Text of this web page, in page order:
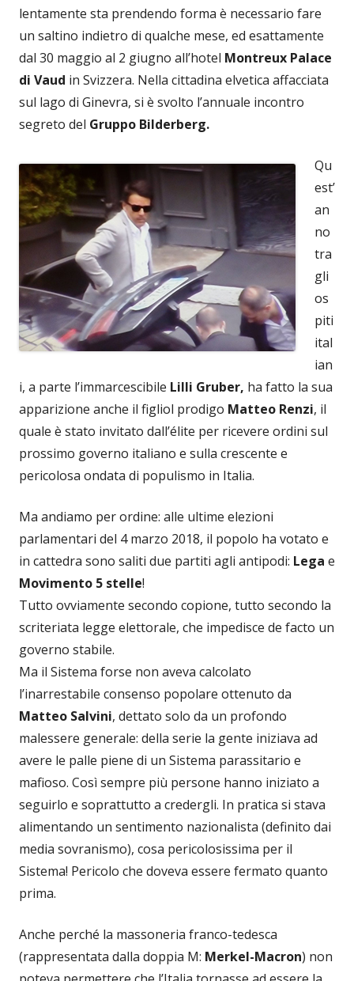
lentamente sta prendendo forma è necessario fare
un saltino indietro di qualche mese, ed esattamente
dal 30 maggio al 2 giugno all’hotel Montreux Palace
di Vaud in Svizzera. Nella cittadina elvetica affacciata
sul lago di Ginevra, si è svolto l’annuale incontro
segreto del Gruppo Bilderberg.
Qu
est’
an
no
tra
gli
os
piti
ital
ian
i, a parte l’immarcescibile Lilli Gruber, ha fatto la sua
apparizione anche il figliol prodigo Matteo Renzi, il
quale è stato invitato dall’élite per ricevere ordini sul
prossimo governo italiano e sulla crescente e
pericolosa ondata di populismo in Italia.
Ma andiamo per ordine: alle ultime elezioni
parlamentari del 4 marzo 2018, il popolo ha votato e
in cattedra sono saliti due partiti agli antipodi: Lega e
Movimento 5 stelle!
Tutto ovviamente secondo copione, tutto secondo la
scriteriata legge elettorale, che impedisce de facto un
governo stabile.
Ma il Sistema forse non aveva calcolato
l’inarrestabile consenso popolare ottenuto da
Matteo Salvini, dettato solo da un profondo
malessere generale: della serie la gente iniziava ad
avere le palle piene di un Sistema parassitario e
mafioso. Così sempre più persone hanno iniziato a
seguirlo e soprattutto a credergli. In pratica si stava
alimentando un sentimento nazionalista (definito dai
media sovranismo), cosa pericolosissima per il
Sistema! Pericolo che doveva essere fermato quanto
prima.
Anche perché la massoneria franco-tedesca
(rappresentata dalla doppia M: Merkel-Macron) non